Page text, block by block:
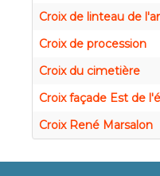
Croix de linteau de
Croix de procession
Croix du cimetière
Croix façade Est de
Croix René Marsalon